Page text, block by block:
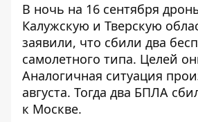
В ночь на 16 сентября
Калужскую и Тверскую
заявили, что сбили два
самолетного типа. Целей
Аналогичная ситуация
августа. Тогда два БПЛА
к Москве.